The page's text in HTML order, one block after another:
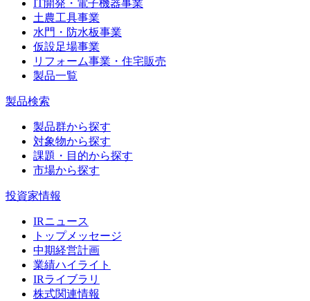
IT開発・電子機器事業
土農工具事業
水門・防水板事業
仮設足場事業
リフォーム事業・住宅販売
製品一覧
製品検索
製品群から探す
対象物から探す
課題・目的から探す
市場から探す
投資家情報
IRニュース
トップメッセージ
中期経営計画
業績ハイライト
IRライブラリ
株式関連情報